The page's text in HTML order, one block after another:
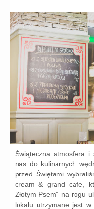
Świąteczna atmos­fe­ra i
nas do kuli­nar­nych
przed Świętami
cre­am & grand cafe,
Złotym Psem” na rogu
loka­lu utrzy­ma­ne jest w